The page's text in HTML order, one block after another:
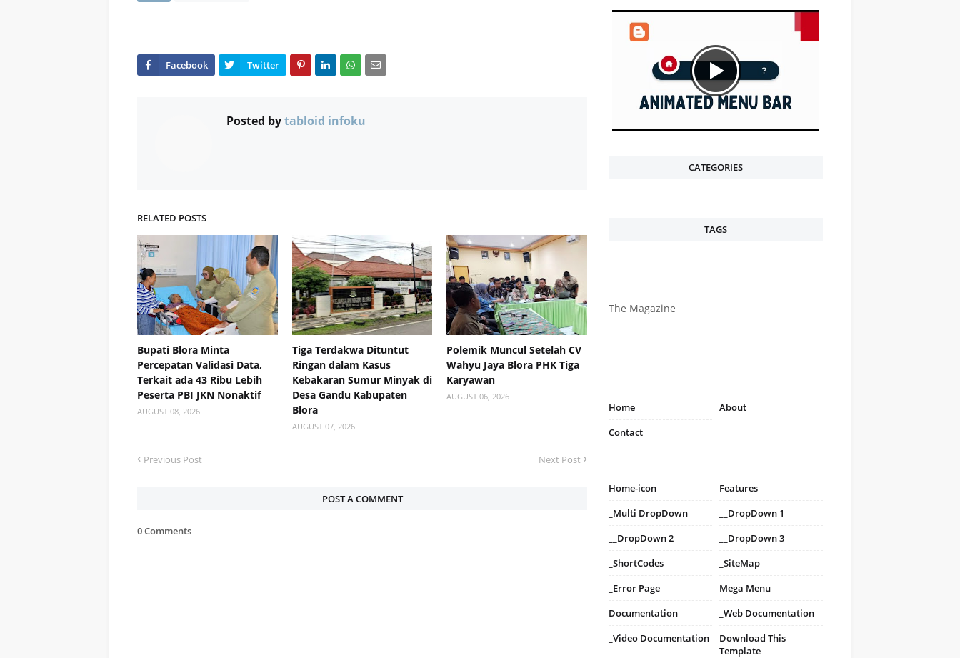
Posted bytabloid infoku
RELATED POSTS
Bupati Blora Minta
Percepatan Validasi Data,
Terkait ada 43 Ribu Lebih
Peserta PBI JKN Nonaktif
AUGUST 08, 2026
Tiga Terdakwa Dituntut
Ringan dalam Kasus
Kebakaran Sumur Minyak di
Desa Gandu Kabupaten
Blora
AUGUST 07, 2026
Polemik Muncul Setelah CV
Wahyu Jaya Blora PHK Tiga
Karyawan
AUGUST 06, 2026
Previous Post Next Post
POST A COMMENT
0 Comments
CATEGORIES
TAGS
The Magazine
Home
About
Contact
Home-icon
Features
_Multi DropDown
__DropDown 1
__DropDown 2
__DropDown 3
_ShortCodes
_SiteMap
_Error Page
Mega Menu
Documentation
_Web Documentation
_Video Documentation
Download This
Template